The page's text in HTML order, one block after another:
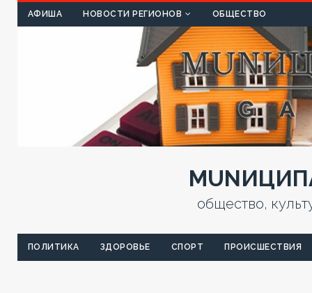
АФИША НОВОСТИ РЕГИОНОВ ОБЩЕСТВО
общество,
ПОЛИТИКА ЗДОРОВЬЕ СПОРТ ПРОИСШЕСТВИЯ